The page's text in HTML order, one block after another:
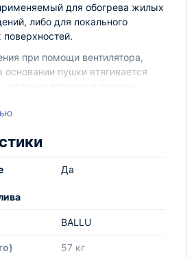
для обогрева жилых
либо для локального
поверхностей.
при помощи вентилятора,
основании пушки втягивается
с распылённым форсункой
поджигается
сгорания, пройдя через
наружу из
в верхней части
нагревается и
помещение, не
Да
BALLU
57 кг